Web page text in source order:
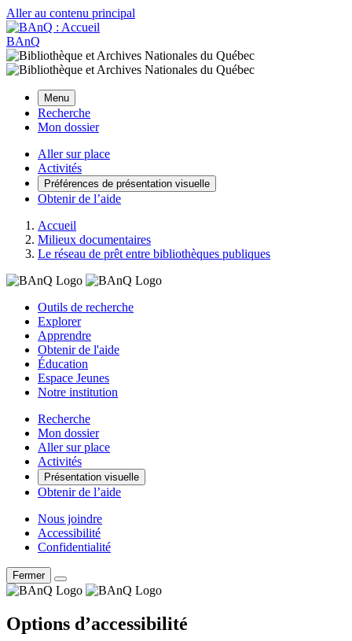
Aller au contenu principal
BAnQ
Menu
Recherche
Mon dossier
Aller sur place
Activités
Préférences de présentation visuelle
Obtenir de l’aide
Accueil
Milieux documentaires
Le réseau de prêt entre bibliothèques publiques
Outils de recherche
Explorer
Apprendre
Obtenir de l'aide
Éducation
Espace Jeunes
Notre institution
Recherche
Mon dossier
Aller sur place
Activités
Présentation visuelle
Obtenir de l’aide
Nous joindre
Accessibilité
Confidentialité
Fermer
Options d’accessibilité